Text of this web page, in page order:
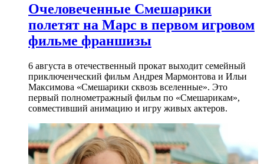
Очеловеченные Смешарики
полетят на Марс в первом игровом
фильме франшизы
6 августа в отечественный прокат выходит семейный
приключенческий фильм Андрея Мармонтова и Ильи
Максимова «Смешарики сквозь вселенные». Это
первый полнометражный фильм по «Смешарикам»,
совместивший анимацию и игру живых актеров.